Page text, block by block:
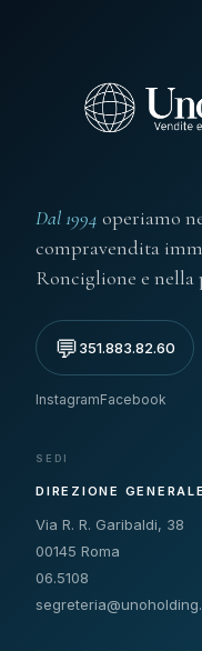
Dal 1994 operiamo
compravendita
Ronciglione e
💬351.883.82.60
InstagramFacebook
SEDI
DIREZIONE
Via R. R. Garibaldi, 38
00145 Roma
06.5108